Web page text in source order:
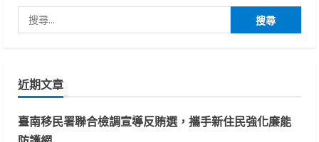
尋
字:
近期文章
臺南移民署聯合檢調宣導反賄選，攜手新住民強化廉能